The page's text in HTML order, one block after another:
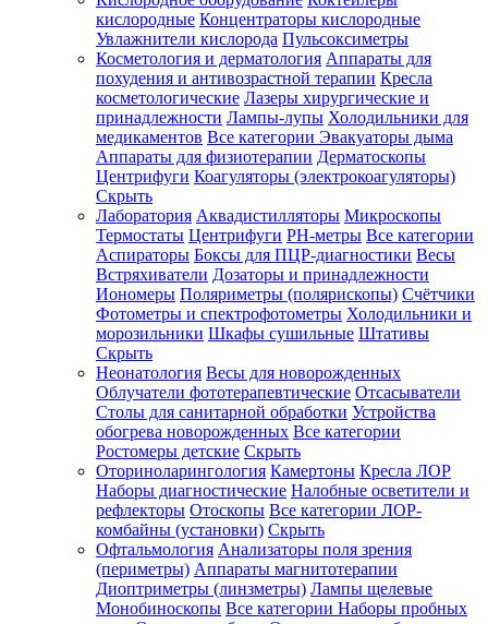
Зарегистрироваться
Зачем
регистрироваться?
Все
покупки
одном
месте
Личный
менеджер
Отслеживание
статуса
заказа
кислородные Концентраторы кислородные
Увлажнители кислорода Пульсоксиметры
Косметология и дерматология Аппараты для
похудения и антивозрастной терапии Кресла
косметологические Лазеры хирургические и
принадлежности Лампы-лупы Холодильники для
медикаментов Все категории Эвакуаторы дыма
Аппараты для физиотерапии Дерматоскопы
Центрифуги Коагуляторы (электрокоагуляторы)
Скрыть
Лаборатория Аквадистилляторы Микроскопы
Термостаты Центрифуги PH-метры Все категории
Аспираторы Боксы для ПЦР-диагностики Весы
Встряхиватели Дозаторы и принадлежности
Иономеры Поляриметры (полярископы) Счётчики
Фотометры и спектрофотометры Холодильники и
морозильники Шкафы сушильные Штативы
Скрыть
Неонатология Весы для новорожденных
Облучатели фототерапевтические Отсасыватели
Столы для санитарной обработки Устройства
обогрева новорожденных Все категории
Ростомеры детские Скрыть
Оториноларингология Камертоны Кресла ЛОР
Наборы диагностические Налобные осветители и
рефлекторы Отоскопы Все категории ЛОР-
комбайны (установки) Скрыть
Офтальмология Анализаторы поля зрения
(периметры) Аппараты магнитотерапии
Диоптриметры (линзметры) Лампы щелевые
Монобиноскопы Все категории Наборы пробных